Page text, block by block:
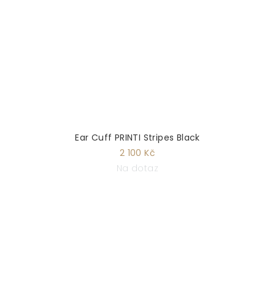
Ear Cuff PRINTI Stripes Black
2 100 Kč
Na dotaz